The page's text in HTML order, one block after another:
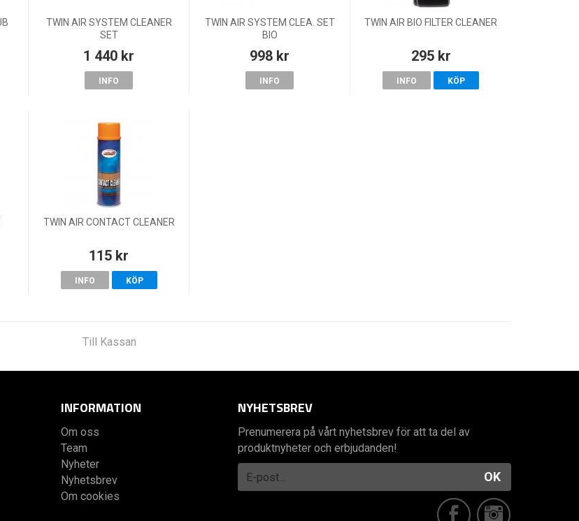
TWIN AIR SYSTEM CLEANER
SET
1 440 kr
INFO
TWIN AIR SYSTEM CLEA. SET
BIO
998 kr
INFO
TWIN AIR BIO FILTER CLEANER
295 kr
INFO KÖP
TWIN AIR CONTACT CLEANER
115 kr
INFO KÖP
Till Kassan
INFORMATION
Om oss
Team
Nyheter
Nyhetsbrev
Om cookies
NYHETSBREV
Prenumerera på vårt nyhetsbrev för att ta del av
produktnyheter och erbjudanden!
OK